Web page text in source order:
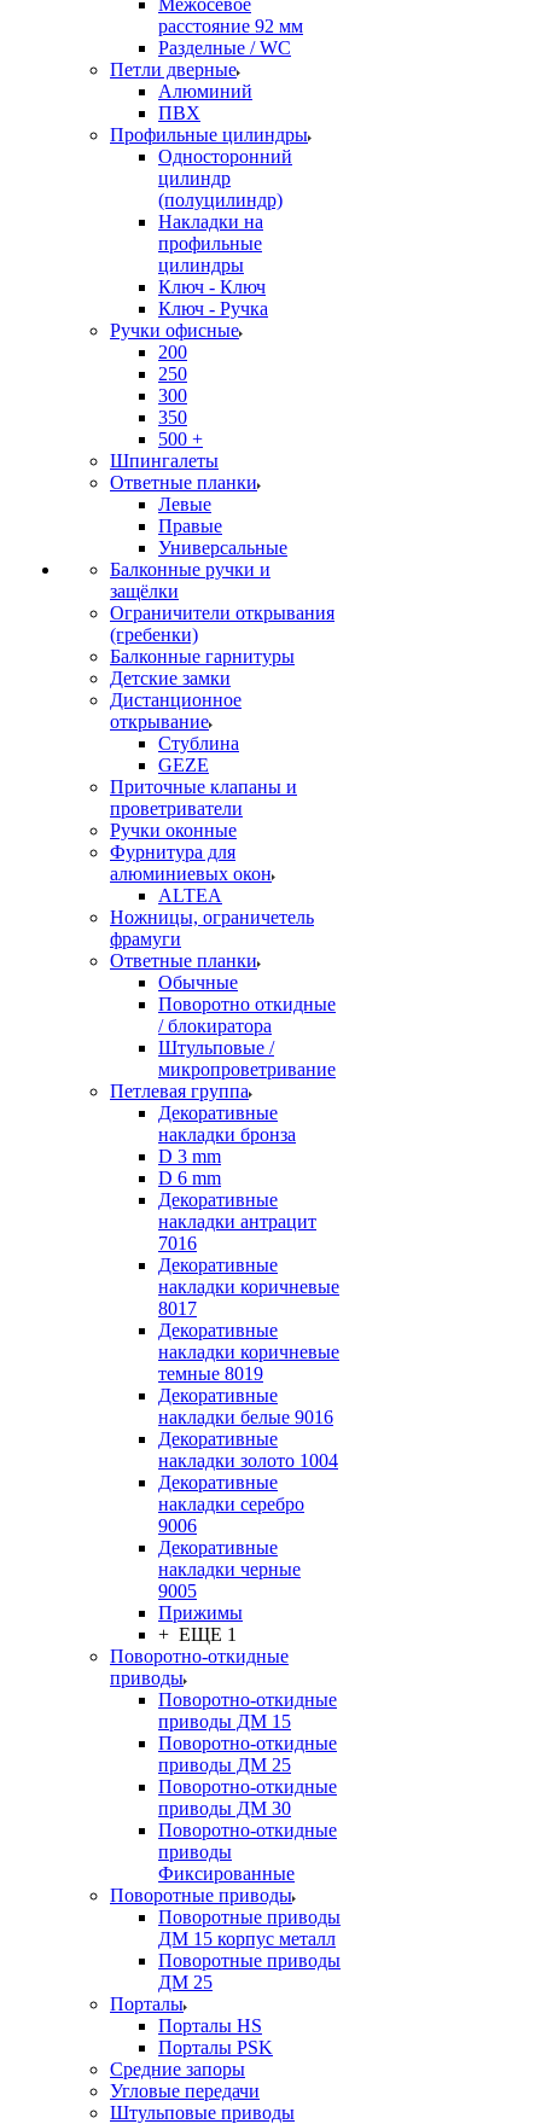
Межосевое
расстояние 92 мм
Разделные / WC
Петли дверные
Алюминий
ПВХ
Профильные цилиндры
Односторонний
цилиндр
(полуцилиндр)
Накладки на
профильные
цилиндры
Ключ - Ключ
Ключ - Ручка
Ручки офисные
200
250
300
350
500 +
Шпингалеты
Ответные планки
Левые
Правые
Универсальные
Балконные ручки и
защёлки
Ограничители открывания
(гребенки)
Балконные гарнитуры
Детские замки
Дистанционное
открывание
Стублина
GEZE
Приточные клапаны и
проветриватели
Ручки оконные
Фурнитура для
алюминиевых окон
ALTEA
Ножницы, ограничетель
фрамуги
Ответные планки
Обычные
Поворотно откидные
/ блокиратора
Штульповые /
микропроветривание
Петлевая группа
Декоративные
накладки бронза
D 3 mm
D 6 mm
Декоративные
накладки антрацит
7016
Декоративные
накладки коричневые
8017
Декоративные
накладки коричневые
темные 8019
Декоративные
накладки белые 9016
Декоративные
накладки золото 1004
Декоративные
накладки серебро
9006
Декоративные
накладки черные
9005
Прижимы
+ ЕЩЕ 1
Поворотно-откидные
приводы
Поворотно-откидные
приводы ДМ 15
Поворотно-откидные
приводы ДМ 25
Поворотно-откидные
приводы ДМ 30
Поворотно-откидные
приводы
Фиксированные
Поворотные приводы
Поворотные приводы
ДМ 15 корпус металл
Поворотные приводы
ДМ 25
Порталы
Порталы HS
Порталы PSK
Средние запоры
Угловые передачи
Штульповые приводы